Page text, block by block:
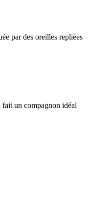
par des oreilles repliées
fait un compagnon idéal